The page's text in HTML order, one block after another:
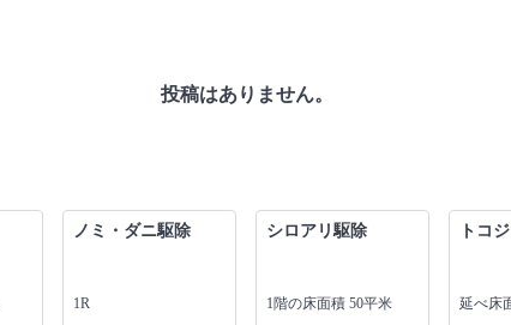
投稿はありません。
ノミ・ダニ駆除
1R
シロアリ駆除
1階の床面積 50平米
トコ
延べ床